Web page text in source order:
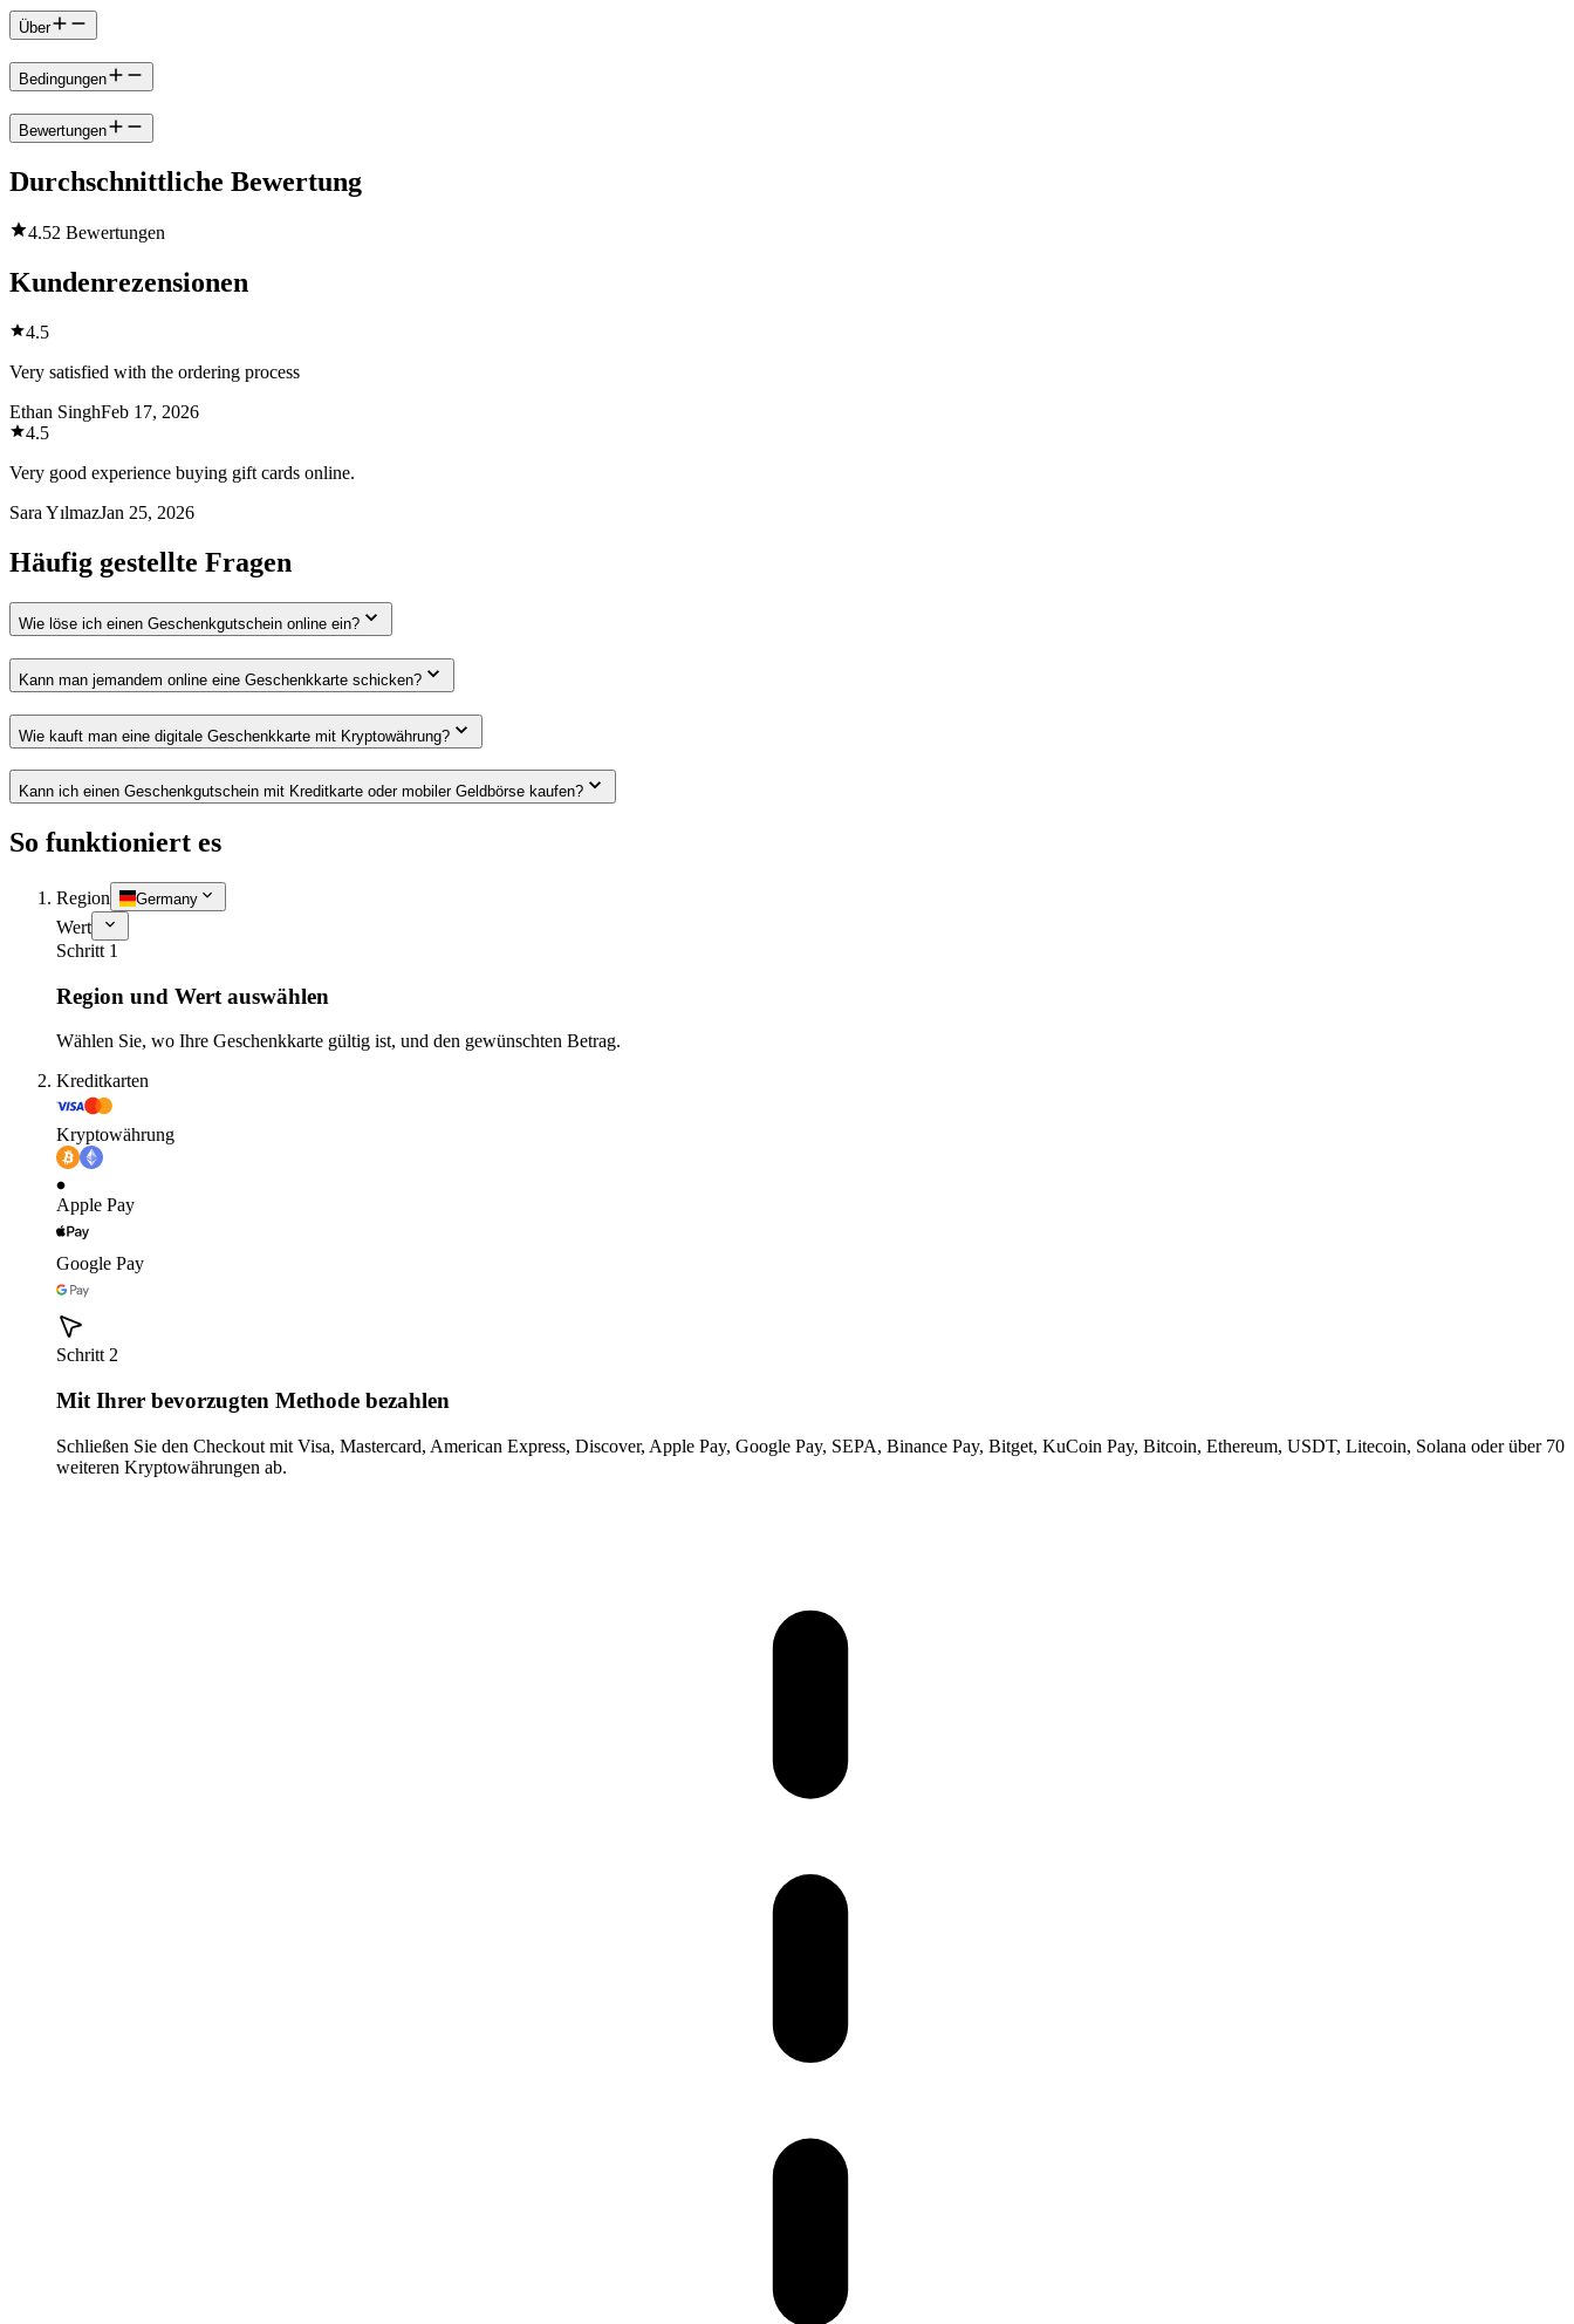
Über
Bedingungen
Bewertungen
Durchschnittliche Bewertung
4.52 Bewertungen
Kundenrezensionen
4.5
Very satisfied with the ordering process
Ethan SinghFeb 17, 2026
4.5
Very good experience buying gift cards online.
Sara YılmazJan 25, 2026
Häufig gestellte Fragen
Wie löse ich einen Geschenkgutschein online ein?
Kann man jemandem online eine Geschenkkarte schicken?
Wie kauft man eine digitale Geschenkkarte mit Kryptowährung?
Kann ich einen Geschenkgutschein mit Kreditkarte oder mobiler Geldbörse kaufen?
So funktioniert es
Region Germany
Wert
Schritt 1
Region und Wert auswählen
Wählen Sie, wo Ihre Geschenkkarte gültig ist, und den gewünschten Betrag.
Kreditkarten
Kryptowährung
Apple Pay
Google Pay
Schritt 2
Mit Ihrer bevorzugten Methode bezahlen
Schließen Sie den Checkout mit Visa, Mastercard, American Express, Discover, Apple Pay, Google Pay, SEPA, Binance Pay, Bitget, KuCoin Pay, Bitcoin, Ethereum, USDT, Litecoin, Solana oder über 70
weiteren Kryptowährungen ab.